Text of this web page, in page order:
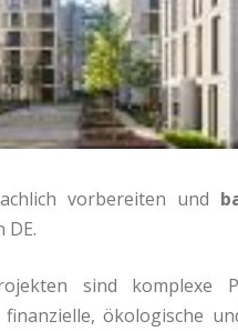
vorbereiten und
sind komplexe
ökologische